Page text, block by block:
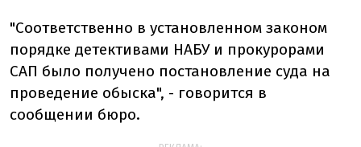
"Соответственно в установленном законом
порядке детективами НАБУ и прокурорами
САП было получено постановление суда на
проведение обыска", - говорится в
сообщении бюро.